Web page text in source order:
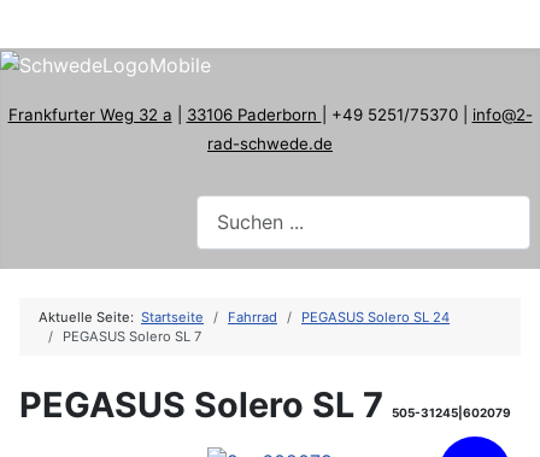
Frankfurter Weg 32 a 33106 Paderborn | +49 5251/75370 | info@2-
rad-schwede.de
Aktuelle Seite: Startseite Fahrrad
PEGASUS Solero SL 24
PEGASUS Solero SL 7
PEGASUS Solero SL 7 505-31245|602079